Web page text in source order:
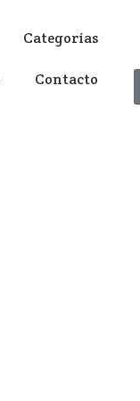
Categorías
Contacto